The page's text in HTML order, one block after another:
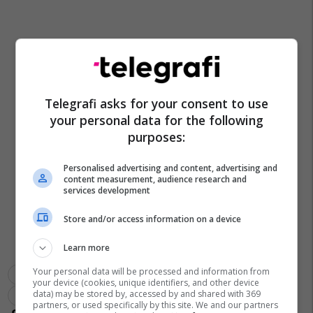
Toni Angellovski
Mpb Maqedoni
Referendum Në Maqedoni
Telegrafi asks for your consent to use
your personal data for the following
purposes:
Personalised advertising and content, advertising and
content measurement, audience research and
services development
Store and/or access information on a device
Learn more
Your personal data will be processed and information from
your device (cookies, unique identifiers, and other device
data) may be stored by, accessed by and shared with 369
partners, or used specifically by this site. We and our partners